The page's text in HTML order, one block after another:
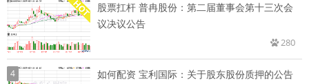
股票扛杆 普冉股份：第二届董事会第十三次会
议决议公告
280
4 如何配资 宝利国际：关于股东股份质押的公告